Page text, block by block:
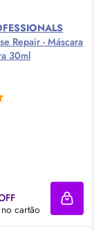
Repair - Máscara
30ml
cartão